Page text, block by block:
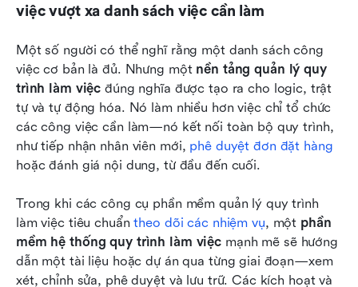
việc vượt xa danh sách việc cần làm
Một số người có thể nghĩ rằng một danh sách công
việc cơ bản là đủ. Nhưng một nền tảng quản lý quy
trình làm việc đúng nghĩa được tạo ra cho logic, trật
tự và tự động hóa. Nó làm nhiều hơn việc chỉ tổ chức
các công việc cần làm—nó kết nối toàn bộ quy trình,
như tiếp nhận nhân viên mới, phê duyệt đơn đặt hàng
hoặc đánh giá nội dung, từ đầu đến cuối.
Trong khi các công cụ phần mềm quản lý quy trình
làm việc tiêu chuẩn theo dõi các nhiệm vụ, một phần
mềm hệ thống quy trình làm việc mạnh mẽ sẽ hướng
dẫn một tài liệu hoặc dự án qua từng giai đoạn—xem
xét, chỉnh sửa, phê duyệt và lưu trữ. Các kích hoạt và